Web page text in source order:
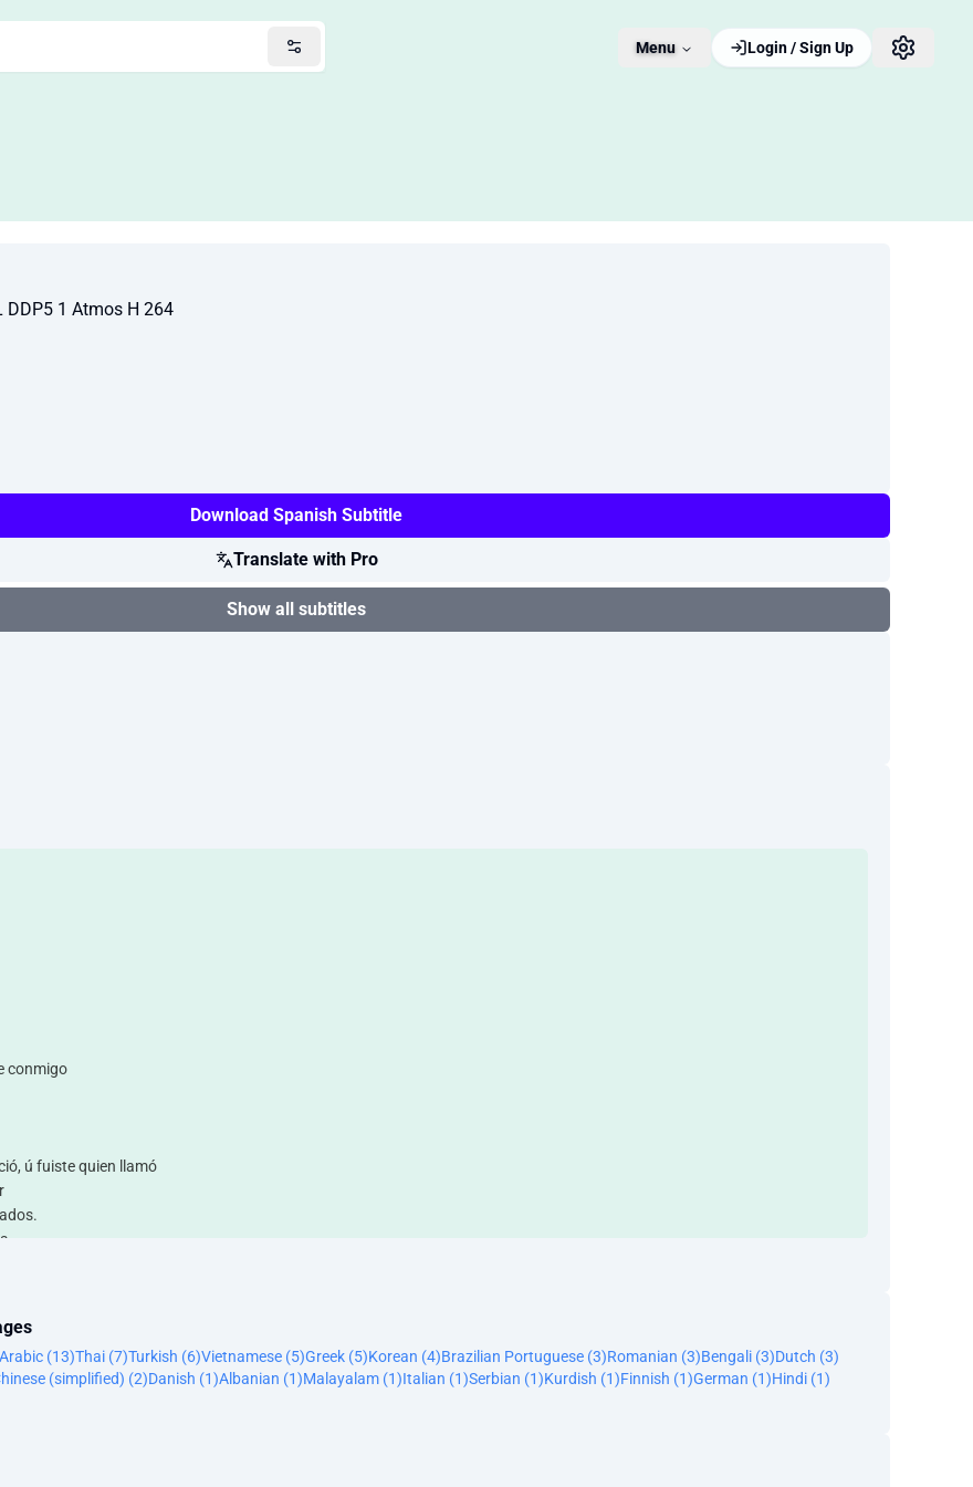
Menu Login / Sign Up
DDP5 1 Atmos H 264
Download Spanish Subtitle
Translate with Pro
Show all subtitles
conmigo
ú fuiste quien llamó
sabía.
Arabic (13)Thai (7)Turkish (6)Vietnamese (5)Greek (5)Korean (4)Brazilian Portuguese (3)Romanian (3)Bengali (3)Dutch (3)
(simplified) (2)Danish (1)Albanian (1)Malayalam (1)Italian (1)Serbian (1)Kurdish (1)Finnish (1)German (1)Hindi (1)